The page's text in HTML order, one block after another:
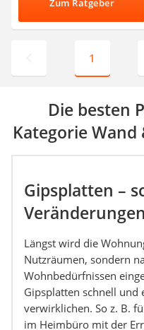
Zum Ratgeber
1
Die besten
Kategorie Wand
Gipsplatten –
Längst wird die
Nutzräumen, sondern
Wohnbedürfnissen
Gipsplatten schnell und
verwirklichen. So z. B.
im Heimbüro mit der